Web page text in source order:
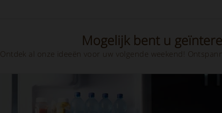
Mogelijk bent u
Ontdek al onze ideeën voor uw volgende weekend!